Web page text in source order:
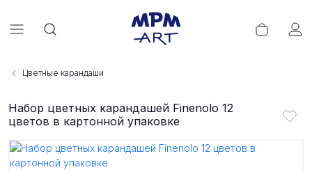
Цветные карандаши
Набор цветных карандашей Finenolo 12
цветов в картонной упаковке